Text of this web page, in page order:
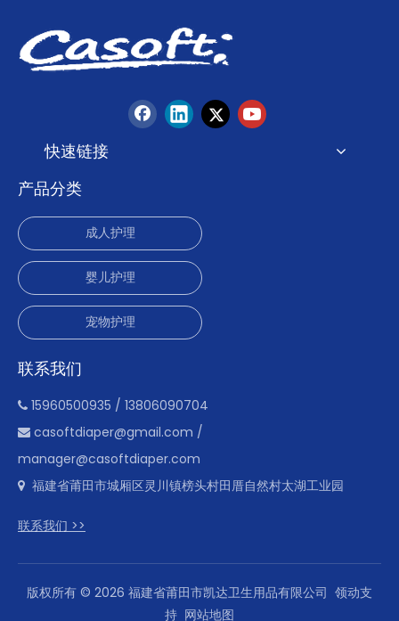
快速链接
产品分类
成人护理
婴儿护理
宠物护理
联系我们
 15960500935 / 13806090704
 casoftdiaper@gmail.com /
manager@casoftdiaper.com
 福建省莆田市城厢区灵川镇榜头村田厝自然村太湖工业园
联系我们 >>
版权所有 © 2026 福建省莆田市凯达卫生用品有限公司 领动支
持 网站地图